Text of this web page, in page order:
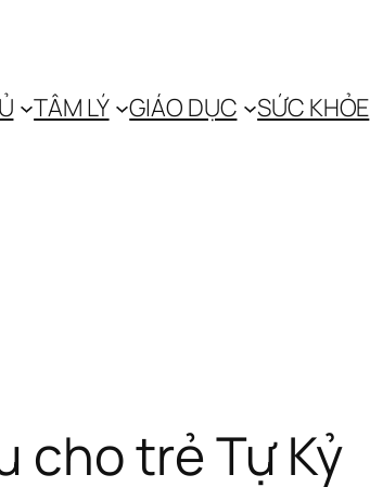
TÂM LÝ GIÁO DỤC SỨC KHỎE
cho trẻ Tự Kỷ